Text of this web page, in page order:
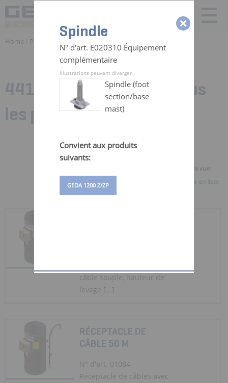
Home Produits / Pieces detachées Monte Materiaux | GEDA
Spindle
N° d'art. E020310 Équipement
complémentaire
Illustrations peuvent diverger
Spindle (foot
section/base
mast)
Convient aux produits
suivants:
GEDA 1200 Z/ZP
441 Zubehörteile für:
Tous
les produits
Sélectionner la vue:
Vue en liste
câble souple, hauteur de
levage [...]
RÉCEPTACLE DE
CÂBLE 50 M
N° d'art. 01084
Réceptacle de câbles avec